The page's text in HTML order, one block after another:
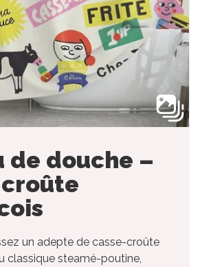
de douche –
un adepte de casse-croûte
classique steamé-poutine,